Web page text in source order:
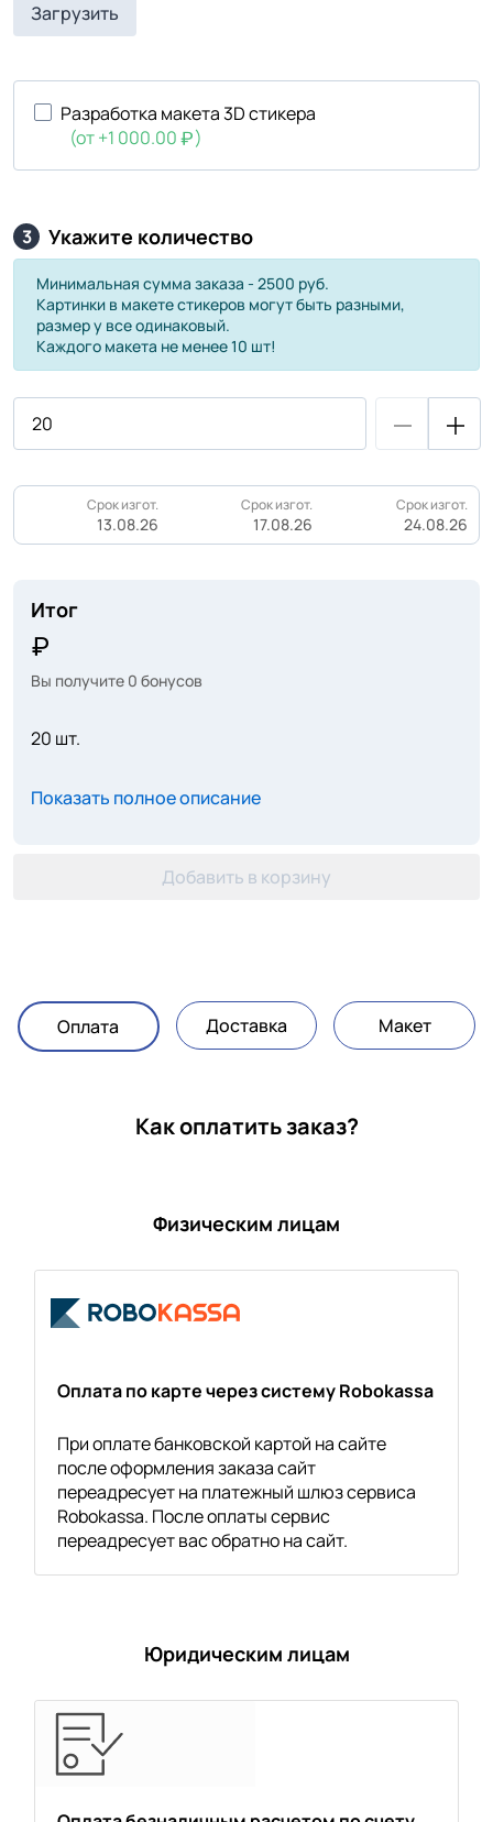
Загрузить
Разработка макета 3D стикера
(от +1 000.00
)
3 Укажите количество
Минимальная сумма заказа - 2500 руб.
Картинки в макете стикеров могут быть разными,
размер у все одинаковый.
Каждого макета не менее 10 шт!
Срок изгот.
13.08.26
Срок изгот.
17.08.26
Срок изгот.
24.08.26
Итог
Вы получите 0 бонусов
20 шт.
Показать полное описание
Добавить в корзину
Оплата Доставка Макет
Как оплатить заказ?
Физическим лицам
Оплата по карте через систему Robokassa
При оплате банковской картой на сайте
после оформления заказа сайт
переадресует на платежный шлюз сервиса
Robokassa. После оплаты сервис
переадресует вас обратно на сайт.
Юридическим лицам